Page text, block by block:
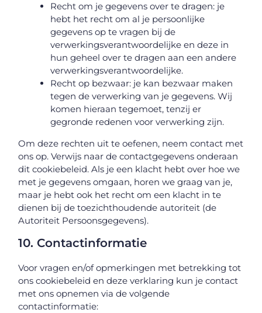
Recht om je gegevens over te dragen: je
hebt het recht om al je persoonlijke
gegevens op te vragen bij de
verwerkingsverantwoordelijke en deze in
hun geheel over te dragen aan een andere
verwerkingsverantwoordelijke.
Recht op bezwaar: je kan bezwaar maken
tegen de verwerking van je gegevens. Wij
komen hieraan tegemoet, tenzij er
gegronde redenen voor verwerking zijn.
Om deze rechten uit te oefenen, neem contact met
ons op. Verwijs naar de contactgegevens onderaan
dit cookiebeleid. Als je een klacht hebt over hoe we
met je gegevens omgaan, horen we graag van je,
maar je hebt ook het recht om een klacht in te
dienen bij de toezichthoudende autoriteit (de
Autoriteit Persoonsgegevens).
10. Contactinformatie
Voor vragen en/of opmerkingen met betrekking tot
ons cookiebeleid en deze verklaring kun je contact
met ons opnemen via de volgende
contactinformatie: